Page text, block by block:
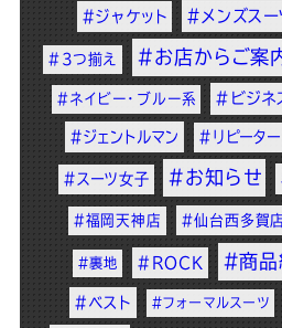
#ジャケット #メンズスー
#3つ揃え #お店からご案
#ネイビー・ブルー系 #ビジネ
#ジェントルマン #リピーター
#スーツ女子 #お知らせ
#福岡天神店 #仙台西多賀
#裏地 #ROCK #商品
#ベスト #フォーマルスーツ